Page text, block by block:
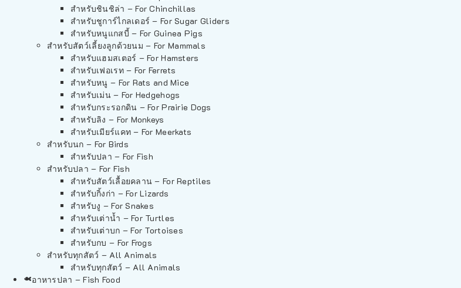
สำหรับชินชิล่า – For Chinchillas
สำหรับชูการ์ไกลเดอร์ – For Sugar Gliders
สำหรับหนูแกสบี้ – For Guinea Pigs
สำหรับสัตว์เลี้ยงลูกด้วยนม – For Mammals
สำหรับแฮมสเตอร์ – For Hamsters
สำหรับเฟอเรท – For Ferrets
สำหรับหนู – For Rats and Mice
สำหรับเม่น – For Hedgehogs
สำหรับกระรอกดิน – For Prairie Dogs
สำหรับลิง – For Monkeys
สำหรับเมียร์แคท – For Meerkats
สำหรับนก – For Birds
สำหรับปลา – For Fish
สำหรับปลา – For Fish
สำหรับสัตว์เลื้อยคลาน – For Reptiles
สำหรับกิ้งก่า – For Lizards
สำหรับงู – For Snakes
สำหรับเต่าน้ำ – For Turtles
สำหรับเต่าบก – For Tortoises
สำหรับกบ – For Frogs
สำหรับทุกสัตว์ – All Animals
สำหรับทุกสัตว์ – All Animals
อาหารปลา – Fish Food